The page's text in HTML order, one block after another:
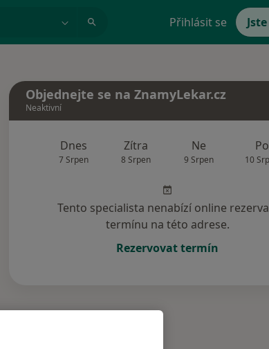
Přihlásit se
Objednejte se na ZnamyLekar.cz
Neaktivní
Dnes
7 Srpen
Zítra
8 Srpen
Ne
9 Srpen
Po
10
Tento specialista nenabízí online
termínu na této adrese.
Rezervovat termín